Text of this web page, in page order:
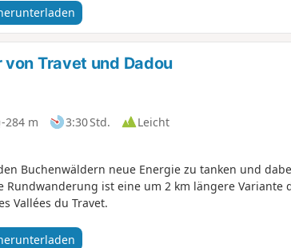
Travet und Dadou
-284 m 3:30 Std.
Leicht
Buchenwäldern neue Energie zu tanken und
Rundwanderung ist eine um 2 km längere Variante
Vallées du Travet.